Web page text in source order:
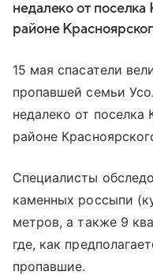
недалеко от
районе
15 мая спасатели
пропавшей семьи
недалеко от поселка
районе
Специалисты
каменных россыпи
метров, а также 9
где, как
пропавшие.